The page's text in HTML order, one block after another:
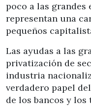
poco a las grandes
representan una
pequeños
Las ayudas a las
privatización de
industria
verdadero papel
de los bancos y los